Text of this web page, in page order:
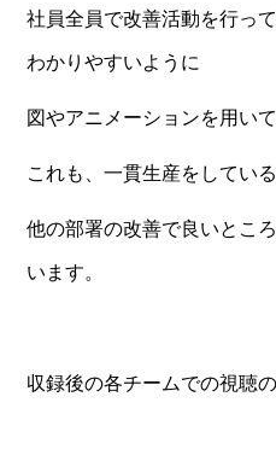
社員全員で改善活動を行っ
わかりやすいように
図やアニメーションを用い
これも、一貫生産をしてい
他の部署の改善で良いとこ
います。
収録後の各チームでの視聴